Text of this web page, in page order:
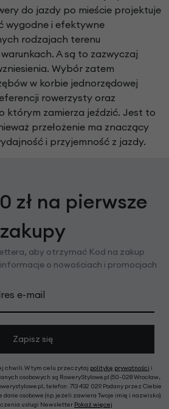
do jazdy po mieście projektuje
wygodne i efektywne
rodzajach terenu
A są to zazwyczaj
Wybór zatem
w korbie jednorzędowej
rowerzysty oraz
którym zamierza jeździć. Jest to
przełożenie ma znaczący
i przyjemność z jazdy.
zł na pierwsze
zakupy
aby otrzymać Kod na zakup
o nowościach i promocjach
e-mail
Zapisz się
chwili. W tym celu przeczytaj politykę prywatności i
osobowych są RoweryStylowe.pl (50-028 Wrocław,
telefon: 713 432 029. Podany przez Ciebie
osobowe (np. jeżeli zawiera Twoje imię i nazwisko).
usługi Newsletter Pokaż więcej